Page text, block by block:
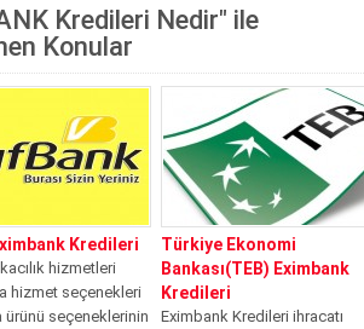
Kredileri Nedir" ile
Konular
Kredileri
hizmetleri
hizmet seçenekleri
ürünü seçeneklerinin
Türkiye Ekonomi
Bankası(TEB) Eximbank
Kredileri
Eximbank Kredileri ihracatı